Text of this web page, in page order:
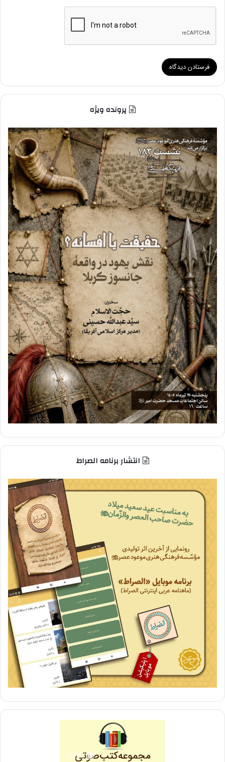
پرونده ویژه
انتشار برنامه الصراط